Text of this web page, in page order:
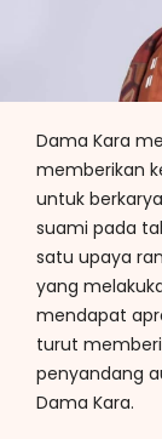
Dama Kara
memberikan
untuk
suami pada
satu upaya
yang
mendapat
turut
penyandang
Dama Kara.